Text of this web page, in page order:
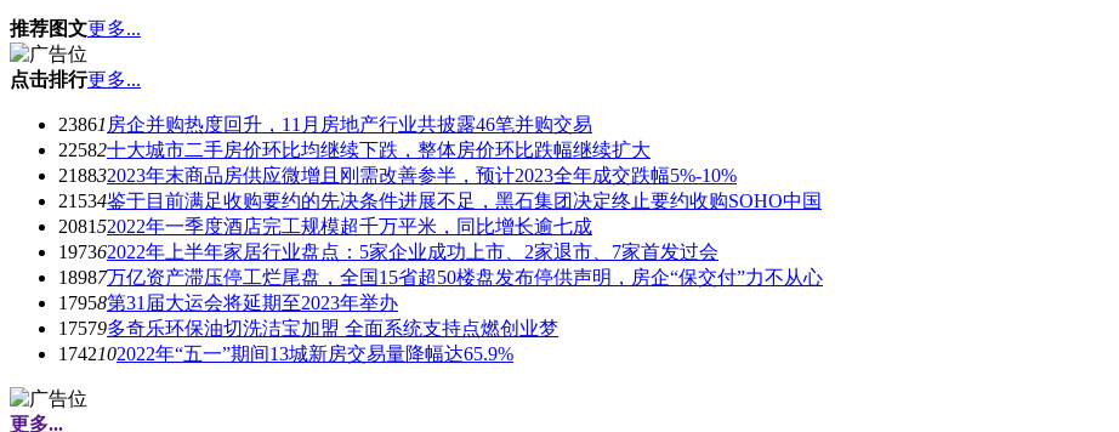
推荐图文更多...
点击排行更多...
23861 房企并购热度回升，11月房地产行业共披露46笔并购交易
22582十大城市二手房价环比均继续下跌，整体房价环比跌幅继续扩大
218832023年末商品房供应微增且刚需改善参半，预计2023全年成交跌幅5%-10%
21534鉴于目前满足收购要约的先决条件进展不足，黑石集团决定终止要约收购SOHO中国
208152022年一季度酒店完工规模超千万平米，同比增长逾七成
197362022年上半年家居行业盘点：5家企业成功上市、2家退市、7家首发过会
18987万亿资产滞压停工烂尾盘，全国15省超50楼盘发布停供声明，房企“保交付”力不从心
17958第31届大运会将延期至2023年举办
17579多奇乐环保油切洗洁宝加盟 全面系统支持点燃创业梦
1742102022年“五一”期间13城新房交易量降幅达65.9%
更多...